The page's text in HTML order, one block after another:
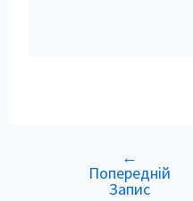
записів
←
Попередній
Запис